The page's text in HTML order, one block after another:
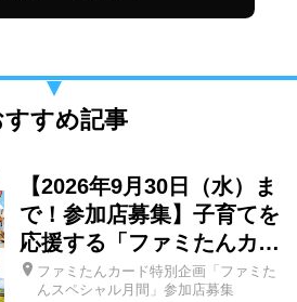
すすめ記事
【2026年9月30日（水）ま
で！参加店募集】子育てを
応援する「ファミたんカ…
ファミたんカード特別企画「ファミた
んスペシャル月間」参加店募集